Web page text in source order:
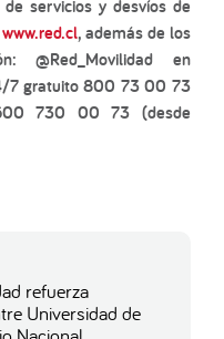
servicios y desvíos de
www.red.cl, además de los
@Red_Movilidad en
7 gratuito 800 73 00 73
730 00 73 (desde
refuerza
Universidad de